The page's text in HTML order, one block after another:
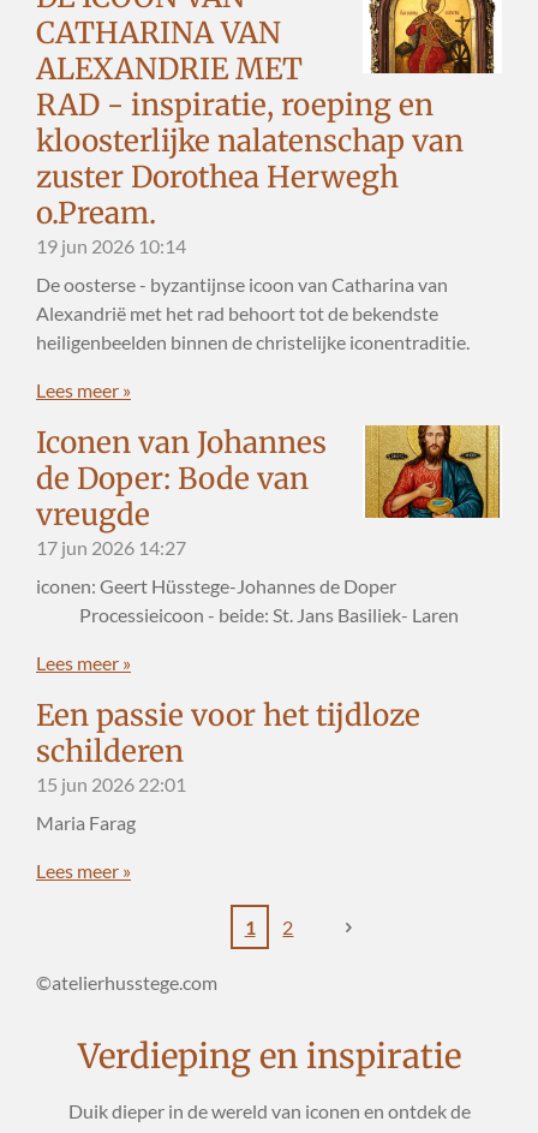
CATHARINA VAN
ALEXANDRIE MET
RAD - inspiratie, roeping en
kloosterlijke nalatenschap van
zuster Dorothea Herwegh
o.Pream.
19 jun 2026 10:14
De oosterse - byzantijnse icoon van Catharina van
Alexandrië met het rad behoort tot de bekendste
heiligenbeelden binnen de christelijke iconentraditie.
Lees meer »
Iconen van Johannes
de Doper: Bode van
vreugde
17 jun 2026 14:27
iconen: Geert Hüsstege-Johannes de Doper
Processieicoon - beide: St. Jans Basiliek- Laren
Lees meer »
Een passie voor het tijdloze
schilderen
15 jun 2026 22:01
Maria Farag
Lees meer »
1 2
©atelierhusstege.com
Verdieping en inspiratie
Duik dieper in de wereld van iconen en ontdek de